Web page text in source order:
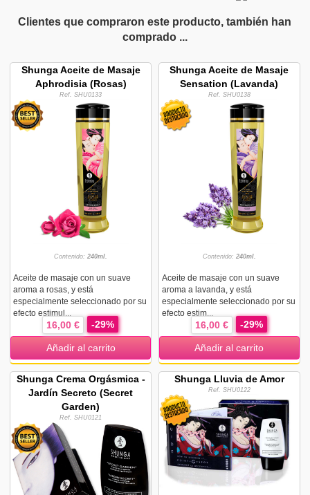
Clientes que compraron este producto, también han
comprado ...
Shunga Aceite de Masaje
Aphrodisia (Rosas)
Ref. SHU0133
Contenido:240ml.
Aceite de masaje con un suave
aroma a rosas, y está
especialmente seleccionado por su
efecto estimul...
16,00 € -29%
Añadir al carrito
Shunga Aceite de Masaje
Sensation (Lavanda)
Ref. SHU0138
Contenido: 240ml.
Aceite de masaje con un suave
aroma a lavanda, y está
especialmente seleccionado por su
efecto estim...
16,00 € -29%
Añadir al carrito
Shunga Crema Orgásmica -
Jardín Secreto (Secret
Garden)
Ref. SHU0121
Shunga Lluvia de Amor
Ref. SHU0122